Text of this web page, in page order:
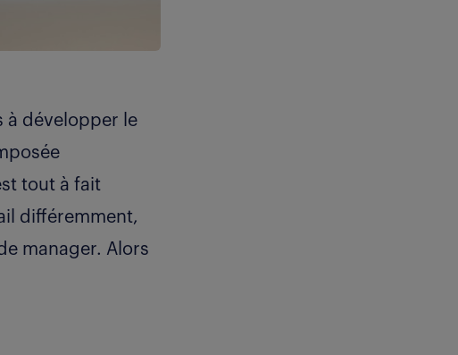
à développer le
tout à fait
différemment,
manager. Alors